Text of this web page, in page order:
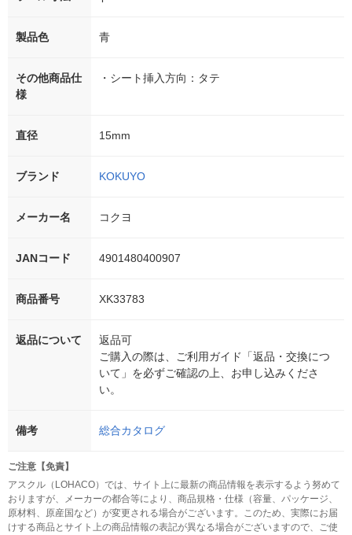
製品色 青
その他商品仕
様
・シート挿入方向：タテ
直径 15mm
ブランド KOKUYO
メーカー名 コクヨ
JANコード 4901480400907
商品番号 XK33783
返品について
返品可
ご購入の際は、ご利用ガイド「返品・交換につ
いて」を必ずご確認の上、お申し込みくださ
い。
備考 総合カタログ
ご注意【免責】
アスクル（LOHACO）では、サイト上に最新の商品情報を表示するよう努めて
おりますが、メーカーの都合等により、商品規格・仕様（容量、パッケージ、
原材料、原産国など）が変更される場合がございます。このため、実際にお届
けする商品とサイト上の商品情報の表記が異なる場合がございますので、ご使